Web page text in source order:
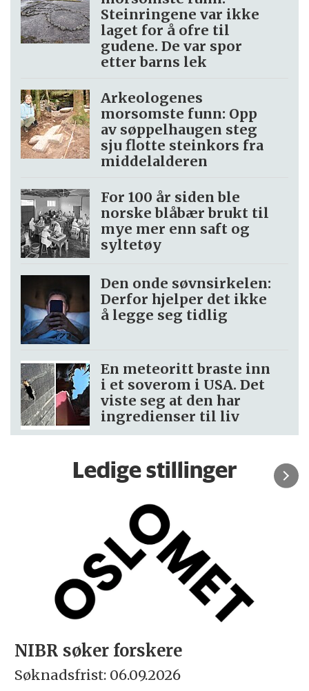
Steinringene var ikke
laget for å ofre til
gudene. De var spor
etter barns lek
Arkeologenes
morsomste funn: Opp
av søppel­haugen steg
sju flotte steinkors fra
middelalderen
For 100 år siden ble
norske blåbær brukt til
mye mer enn saft og
syltetøy
Den onde søvnsirkelen:
Derfor hjelper det ikke
å legge seg tidlig
En meteoritt braste inn
i et soverom i USA. Det
viste seg at den har
ingredienser til liv
Ledige stillinger
NIBR søker forskere
Søknadsfrist: 06.09.2026